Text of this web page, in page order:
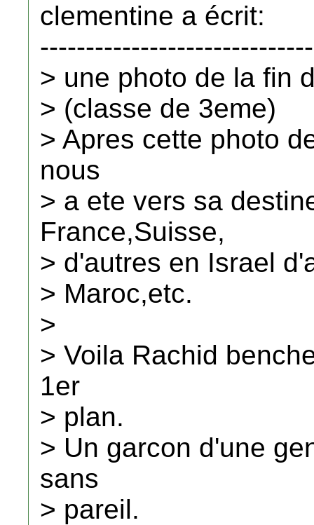
clementine a écrit:
> une photo de la fin
> (classe de 3eme)
> Apres cette photo
nous
> a ete vers sa
France,Suisse,
> d'autres en Israel
> Maroc,etc.
>
> Voila Rachid
1er
> plan.
> Un garcon d'une
sans
> pareil.